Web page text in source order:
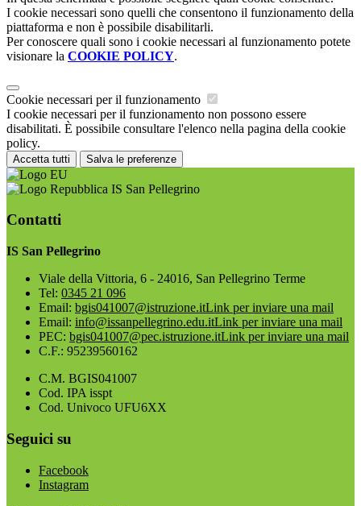
I cookie necessari sono quelli che consentono il funzionamento della
piattaforma e non è possibile disabilitarli.
Per conoscere quali sono i cookie necessari al funzionamento potete
visionare la COOKIE POLICY.
Cookie necessari per il funzionamento
I cookie necessari per il funzionamento non possono essere
disabilitati. È possibile consultare l'elenco nella pagina della cookie
policy.
Accetta tutti Salva le preferenze
IS San Pellegrino
Contatti
IS San Pellegrino
Viale della Vittoria, 6 - 24016, San Pellegrino Terme
Tel: 0345 21 096
Email: bgis041007@istruzione.itLink per inviare una mail
Email: info@issanpellegrino.edu.itLink per inviare una mail
PEC: bgis041007@pec.istruzione.itLink per inviare una mail
C.F.: 95239560162
C.M. BGIS041007
Cod. IPA isspt
Cod. Univoco UFU6XX
Seguici su
Facebook
Instagram